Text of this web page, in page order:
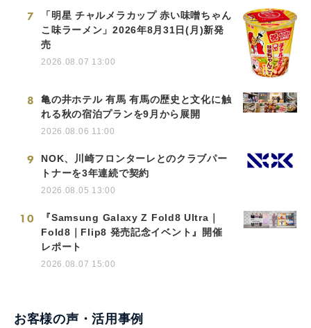
7
「明星 チャルメラカップ 赤い味噌ちゃん
こ味ラーメン」2026年8月31日(月)新発
売
2026.08.07 13:00
8
亀の井ホテル 有馬 有馬の歴史と文化に触
れる秋の宿泊プランを9月から展開
2026.08.06 11:00
9
NOK、川崎フロンターレとのクラブパー
トナーを3年連続で契約
2026.08.05 13:00
10
『Samsung Galaxy Z Fold8 Ultra｜
Fold8｜Flip8 発売記念イベント』開催
レポート
2026.08.07 15:00
お客様の声・活用事例